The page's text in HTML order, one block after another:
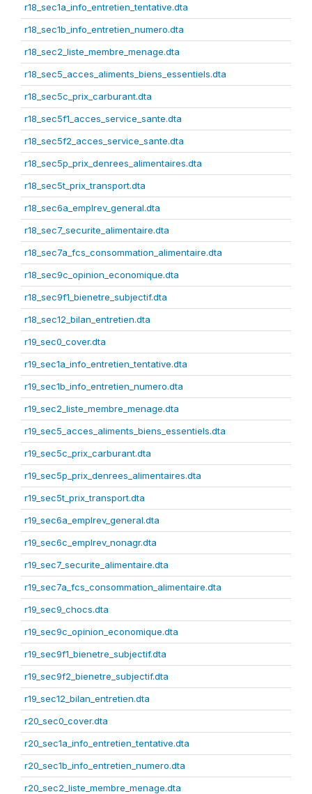
r18_sec1a_info_entretien_tentative.dta
r18_sec1b_info_entretien_numero.dta
r18_sec2_liste_membre_menage.dta
r18_sec5_acces_aliments_biens_essentiels.dta
r18_sec5c_prix_carburant.dta
r18_sec5f1_acces_service_sante.dta
r18_sec5f2_acces_service_sante.dta
r18_sec5p_prix_denrees_alimentaires.dta
r18_sec5t_prix_transport.dta
r18_sec6a_emplrev_general.dta
r18_sec7_securite_alimentaire.dta
r18_sec7a_fcs_consommation_alimentaire.dta
r18_sec9c_opinion_economique.dta
r18_sec9f1_bienetre_subjectif.dta
r18_sec12_bilan_entretien.dta
r19_sec0_cover.dta
r19_sec1a_info_entretien_tentative.dta
r19_sec1b_info_entretien_numero.dta
r19_sec2_liste_membre_menage.dta
r19_sec5_acces_aliments_biens_essentiels.dta
r19_sec5c_prix_carburant.dta
r19_sec5p_prix_denrees_alimentaires.dta
r19_sec5t_prix_transport.dta
r19_sec6a_emplrev_general.dta
r19_sec6c_emplrev_nonagr.dta
r19_sec7_securite_alimentaire.dta
r19_sec7a_fcs_consommation_alimentaire.dta
r19_sec9_chocs.dta
r19_sec9c_opinion_economique.dta
r19_sec9f1_bienetre_subjectif.dta
r19_sec9f2_bienetre_subjectif.dta
r19_sec12_bilan_entretien.dta
r20_sec0_cover.dta
r20_sec1a_info_entretien_tentative.dta
r20_sec1b_info_entretien_numero.dta
r20_sec2_liste_membre_menage.dta